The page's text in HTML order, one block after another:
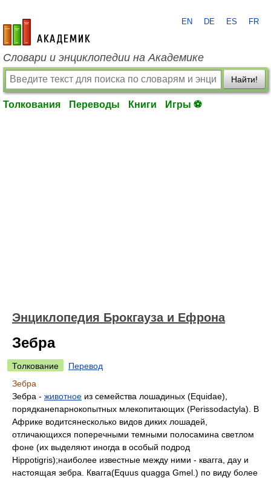
academic.ru
EN DE ES FR
Словари и энциклопедии на Академике
Найти!
Толкования Переводы Книги Игры ⚽
Энциклопедия Брокгауза и Ефрона
Зебра
Толкование
Перевод
Зебра
Зебра - животное из семейства лошадиных (Equidae),
порядканепарнокопытных млекопитающих (Perissodactyla). В
Африке водитсянесколько видов диких лошадей,
отличающихся поперечными темными полосамина светлом
фоне (их выделяют иногда в особый подрод
Hippotigris);наиболее известные между ними - квагга, дау и
настоящая зебра. Квагга(Equus quagga Gmel.) по виду более